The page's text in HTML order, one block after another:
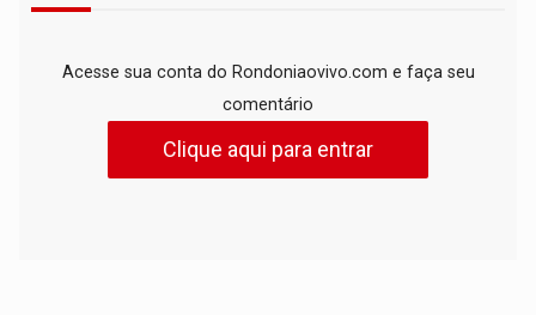
Acesse sua conta do Rondoniaovivo.com e faça seu
comentário
Clique aqui para entrar